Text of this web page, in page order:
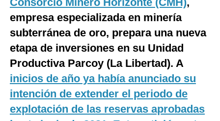
Internacional
Tecnología
Mix
G de Gestión
empresa especializada en minería
subterránea de oro, prepara una nueva
etapa de inversiones en su Unidad
Productiva Parcoy (La Libertad). A
inicios de año ya había anunciado su
intención de extender el periodo de
explotación de las reservas aprobadas